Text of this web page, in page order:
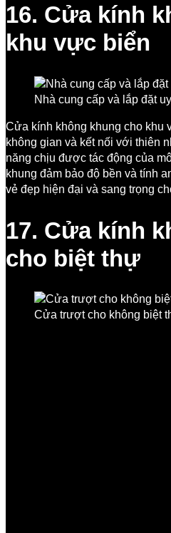
16. Cửa kính
khu vực biển
Nhà cung cấp và lắp đặt
Cửa kính không khung cho khu
không gian và kết nối với thiên
năng chịu được tác động của
khung đảm bảo độ bền và tính
vẻ đẹp hiện đại và sang trọng
17. Cửa kính
cho biệt thự
Cửa trượt cho không biệt